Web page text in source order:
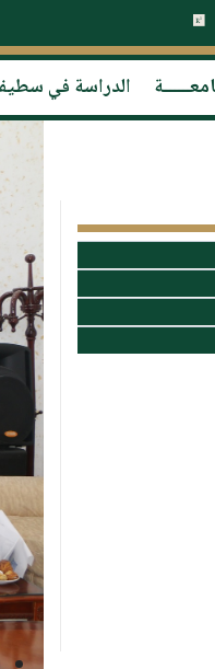
الدراسة في